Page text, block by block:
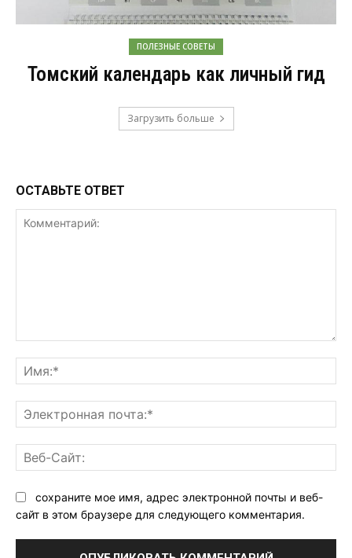
ПОЛЕЗНЫЕ СОВЕТЫ
Томский календарь как личный гид
Загрузить больше
ОСТАВЬТЕ ОТВЕТ
сохраните мое имя, адрес электронной почты и веб-
сайт в этом браузере для следующего комментария.